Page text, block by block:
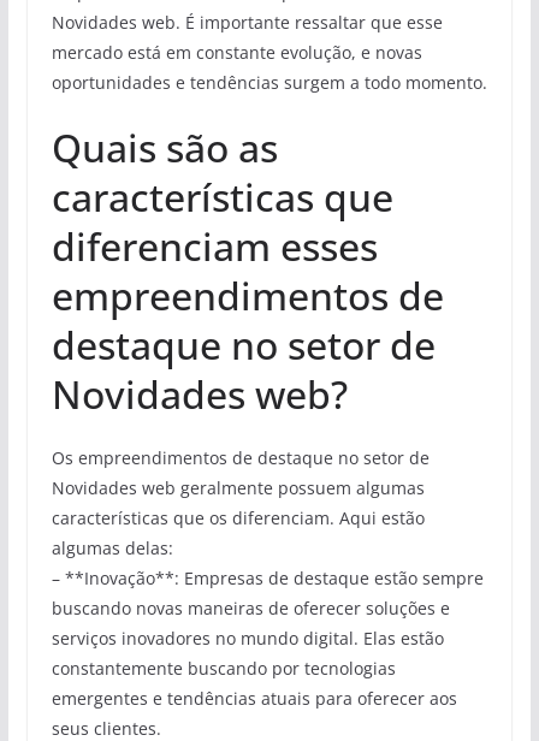
Novidades web. É importante ressaltar que esse
mercado está em constante evolução, e novas
oportunidades e tendências surgem a todo momento.
Quais são as
características que
diferenciam esses
empreendimentos de
destaque no setor de
Novidades web?
Os empreendimentos de destaque no setor de
Novidades web geralmente possuem algumas
características que os diferenciam. Aqui estão
algumas delas:
– **Inovação**: Empresas de destaque estão sempre
buscando novas maneiras de oferecer soluções e
serviços inovadores no mundo digital. Elas estão
constantemente buscando por tecnologias
emergentes e tendências atuais para oferecer aos
seus clientes.